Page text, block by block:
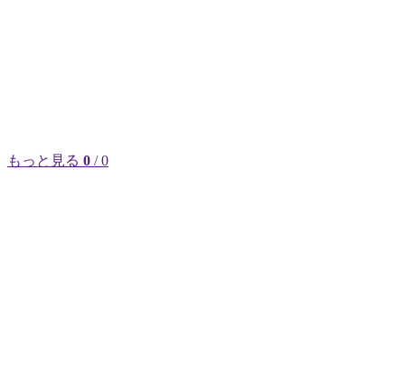
もっと見る 0 / 0